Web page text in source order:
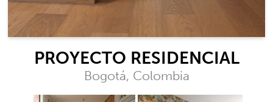
PROYECTO RESIDENCIAL
Bogotá, Colombia